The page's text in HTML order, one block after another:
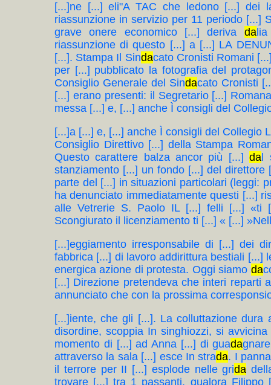
[...]ne [...] eli"A TAC che ledono [...] dei
riassunzione in servizio per 11 periodo [...]
grave onere economico [...] deriva dalia
riassunzione di questo [...] a [...] LA
[...]. Stampa Il Sindacato Cronisti Romani
per [...] pubblicato la fotografia del
Consiglio Generale del Sindacato Cronisti
[...] erano presenti: il Segretario [...]
messa [...] e, [...] anche Ì consigli del
[...]a [...] e, [...] anche Ì consigli del Collegio
Consiglio Direttivo [...] della Stampa
Questo carattere balza ancor più [...]da
stanziamento [...] un fondo [...] del
parte del [...] in situazioni particolari (leggi:
ha denunciato immediatamente questi [...]
alle Vetrerie S. Paolo IL [...] felli [...]
Scongiurato il licenziamento ti [...] « [...]
[...]eggiamento irresponsabile di [...] dei
fabbrica [...] di lavoro addirittura bestiali [...]
energica azione di protesta. Oggi siamo da
[...] Direzione pretendeva che interi reparti
annunciato che con la prossima
[...]iente, che gli [...]. La colluttazione
disordine, scoppia In singhiozzi, si
momento di [...] ad Anna [...] di guada
attraverso la sala [...] esce In strada. I
il terrore per II [...] esplode nelle grida
trovare [...] tra 1 passanti, qualora